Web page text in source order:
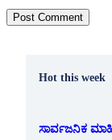
Hot this week
ಸಾರ್ವಜನಿಕ